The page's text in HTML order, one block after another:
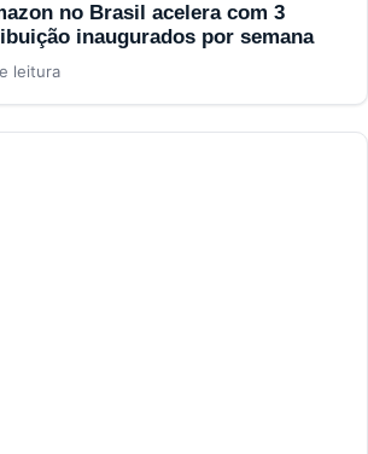
no Brasil acelera com 3
inaugurados por semana
leitura